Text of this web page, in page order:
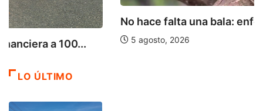
No hace falta una bala: enfermedades de...
5 agosto, 2026
LO ÚLTIMO